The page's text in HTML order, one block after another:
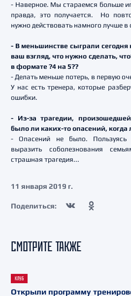
- Наверное. Мы стараемся больше
правда, это получается. Но
нужно действовать намного лучше в
- В меньшинстве сыграли
ваш взгляд, что нужно сделать,
в формате ?4 на 5??
- Делать меньше потерь, в первую
У нас есть тренера, которые
ошибки.
- Из-за трагедии,
было ли каких-то опасений, когда
- Опасений не было. Пользуясь
выразить соболезнования
страшная трагедия...
11 января 2019 г.
Поделиться:
СМОТРИТЕ ТАКЖЕ
КЛУБ
Открыли программу